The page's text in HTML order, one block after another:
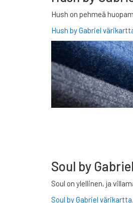
Hush on pehmeä
Hush by Gabriel
Soul by Gabriel
Soul on ylellinen, ja
Soul by Gabriel värikartta